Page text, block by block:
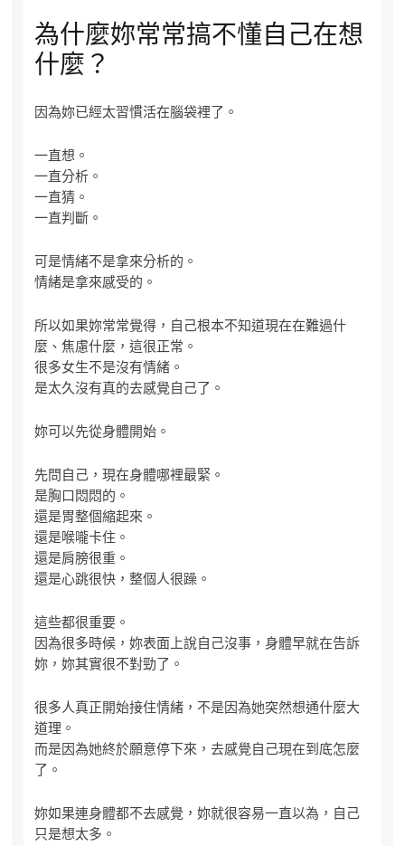
為什麼妳常常搞不懂自己在想
什麼？
因為妳已經太習慣活在腦袋裡了。
一直想。
一直分析。
一直猜。
一直判斷。
可是情緒不是拿來分析的。
情緒是拿來感受的。
所以如果妳常常覺得，自己根本不知道現在在難過什
麼、焦慮什麼，這很正常。
很多女生不是沒有情緒。
是太久沒有真的去感覺自己了。
妳可以先從身體開始。
先問自己，現在身體哪裡最緊。
是胸口悶悶的。
還是胃整個縮起來。
還是喉嚨卡住。
還是肩膀很重。
還是心跳很快，整個人很躁。
這些都很重要。
因為很多時候，妳表面上說自己沒事，身體早就在告訴
妳，妳其實很不對勁了。
很多人真正開始接住情緒，不是因為她突然想通什麼大
道理。
而是因為她終於願意停下來，去感覺自己現在到底怎麼
了。
妳如果連身體都不去感覺，妳就很容易一直以為，自己
只是想太多。